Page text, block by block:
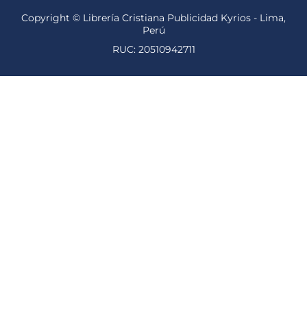
Copyright © Librería Cristiana Publicidad Kyrios - Lima,
Perú
RUC: 20510942711